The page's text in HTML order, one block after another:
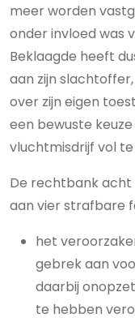
meer worden
onder invloed was
Beklaagde heeft
aan zijn
over zijn eigen
een bewuste
vluchtmisdrijf vol te
De rechtbank acht
aan vier strafbare
het
gebrek aan
daarbij
te hebben